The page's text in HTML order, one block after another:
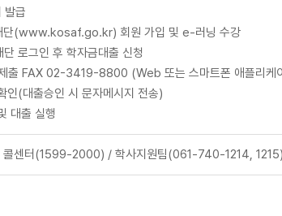
발급
단(www.kosaf.go.kr) 회원 가입 및 e-러닝 수강
로그인 후 학자금대출 신청
출 FAX 02-3419-8800 (Web 또는 스마트폰 애플리케
인(대출승인 시 문자메시지 전송)
대출 실행
콜센터(1599-2000) / 학사지원팀(061-740-1214, 1215)